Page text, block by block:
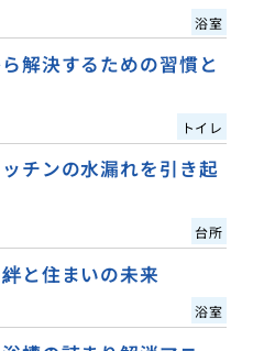
浴室
解決するための習慣と
トイレ
チンの水漏れを引き起
台所
と住まいの未来
浴室